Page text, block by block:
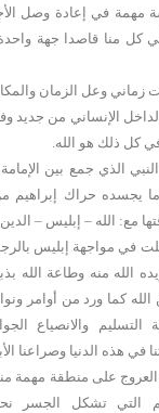
مهمة في إعادة وصل
كل منا قاصدا جهة واحدة
زماني وعل الزمان
الداخل الإنساني من جديد
كل ذلك هو الله.
الذي جمع بين
يجسده حراك
مع: الله – إبليس –
في مواجهة إبليس
الله منه وطاعة الله
كما ورد من أوامر
التسليم والانصياع
في هذه الدنيا وصراعنا
العروج على منطقة مهمة
التي تشكل الجسر